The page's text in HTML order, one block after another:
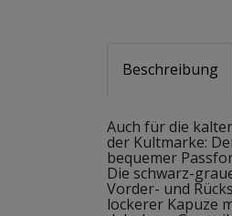
Beschreibung
Auch für die
der Kultmarke:
bequemer
Die schwarz-
Vorder- und
lockerer Kapuze